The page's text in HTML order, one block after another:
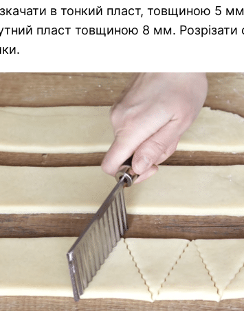
в тонкий пласт, товщиною 5
пласт товщиною 8 мм.